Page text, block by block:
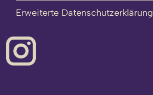
Erweiterte Datenschutzerklärung